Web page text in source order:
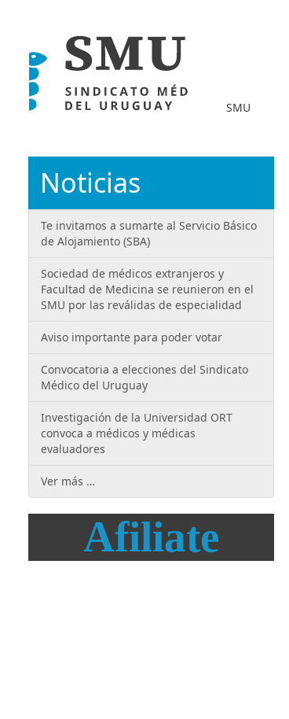
SMU
Noticias
Te invitamos a sumarte al Servicio Básico
de Alojamiento (SBA)
Sociedad de médicos extranjeros y
Facultad de Medicina se reunieron en el
SMU por las reválidas de especialidad
Aviso importante para poder votar
Convocatoria a elecciones del Sindicato
Médico del Uruguay
Investigación de la Universidad ORT
convoca a médicos y médicas
evaluadores
Ver más …
Afiliate